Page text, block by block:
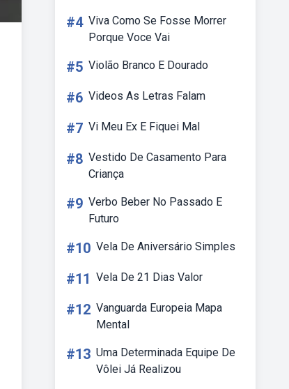
#4 Viva Como Se Fosse Morrer
Porque Voce Vai
#5 Violão Branco E Dourado
#6 Videos As Letras Falam
#7 Vi Meu Ex E Fiquei Mal
#8 Vestido De Casamento Para
Criança
#9 Verbo Beber No Passado E
Futuro
#10 Vela De Aniversário Simples
#11 Vela De 21 Dias Valor
#12 Vanguarda Europeia Mapa
Mental
#13 Uma Determinada Equipe De
Vôlei Já Realizou